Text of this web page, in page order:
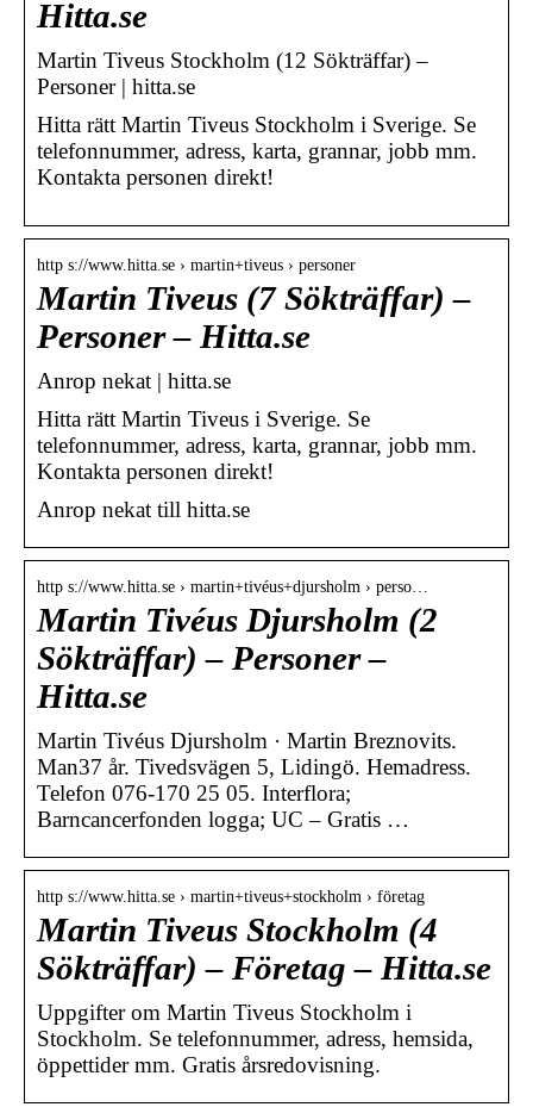
Hitta.se
Martin Tiveus Stockholm (12 Sökträffar) –
Personer | hitta.se
Hitta rätt Martin Tiveus Stockholm i Sverige. Se
telefonnummer, adress, karta, grannar, jobb mm.
Kontakta personen direkt!
http s://www.hitta.se › martin+tiveus › personer
Martin Tiveus (7 Sökträffar) –
Personer – Hitta.se
Anrop nekat | hitta.se
Hitta rätt Martin Tiveus i Sverige. Se
telefonnummer, adress, karta, grannar, jobb mm.
Kontakta personen direkt!
Anrop nekat till hitta.se
http s://www.hitta.se › martin+tivéus+djursholm › perso…
Martin Tivéus Djursholm (2
Sökträffar) – Personer –
Hitta.se
Martin Tivéus Djursholm · Martin Breznovits.
Man37 år. Tivedsvägen 5, Lidingö. Hemadress.
Telefon 076-170 25 05. Interflora;
Barncancerfonden logga; UC – Gratis …
http s://www.hitta.se › martin+tiveus+stockholm › företag
Martin Tiveus Stockholm (4
Sökträffar) – Företag – Hitta.se
Uppgifter om Martin Tiveus Stockholm i
Stockholm. Se telefonnummer, adress, hemsida,
öppettider mm. Gratis årsredovisning.